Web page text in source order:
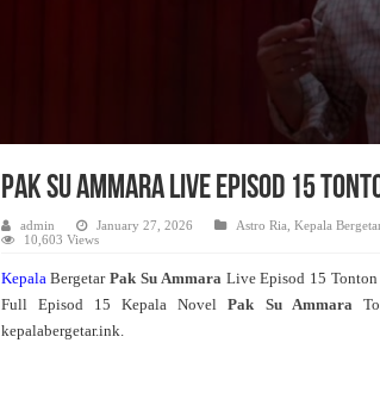
Pak Su Ammara Live Episod 15
admin January 27, 2026 Astro Ria Kepala
10,603 Views
KepalaBergetarPak Su Ammara Live Episod 15
Full Episod 15 Kepala Novel Pak Su Ammara
kepalabergetar.ink.